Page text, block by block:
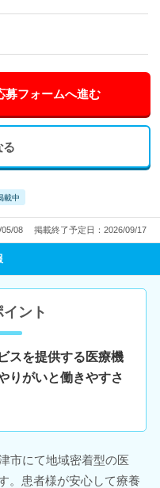
募フォームへ進む
る
載中
08 掲載終了予定日：2026/09/17
ント
スを提供する医療機
りがいと働きやすさ
市にて地域密着型の医
。患者様が安心して療養